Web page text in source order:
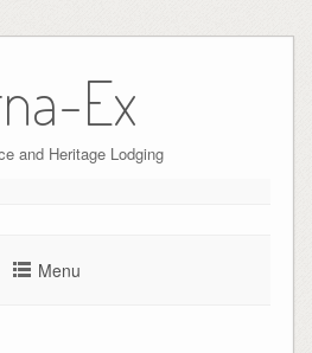
Ex
and Heritage Lodging
Menu